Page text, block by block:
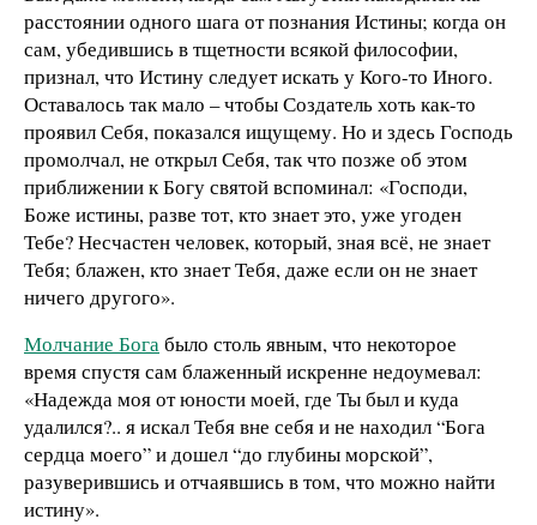
расстоянии одного шага от познания Истины; когда он
сам, убедившись в тщетности всякой философии,
признал, что Истину следует искать у Кого-то Иного.
Оставалось так мало – чтобы Создатель хоть как-то
проявил Себя, показался ищущему. Но и здесь Господь
промолчал, не открыл Себя, так что позже об этом
приближении к Богу святой вспоминал: «Господи,
Боже истины, разве тот, кто знает это, уже угоден
Тебе? Несчастен человек, который, зная всё, не знает
Тебя; блажен, кто знает Тебя, даже если он не знает
ничего другого».
Молчание Богабыло столь явным, что некоторое
время спустя сам блаженный искренне недоумевал:
«Надежда моя от юности моей, где Ты был и куда
удалился?.. я искал Тебя вне себя и не находил “Бога
сердца моего” и дошел “до глубины морской”,
разуверившись и отчаявшись в том, что можно найти
истину».